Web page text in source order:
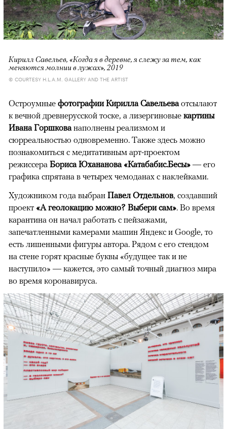
Кирилл Савельев, «Когда я в деревне, я слежу за тем, как
меняются молнии в лужах», 2019
© COURTESY H.L.A.M. GALLERY AND THE ARTIST
00:00 / 00:00
Остроумные фотографии Кирилла Савельева отсылают
к вечной древнерусской тоске, а лизергиновые картины
Ивана Горшкова наполнены реализмом и
сюрреальностью одновременно. Также здесь можно
познакомиться с медитативным арт-проектом
режиссера Бориса Юхананова «Катабабис.Бесы» — его
графика спрятана в четырех чемоданах с наклейками.
Художником года выбран Павел Отдельнов, создавший
проект «А геолокацию можно? Выбери сам». Во время
карантина он начал работать с пейзажами,
запечатленными камерами машин Яндекс и Google, то
есть лишенными фигуры автора. Рядом с его стендом
на стене горят красные буквы «будущее так и не
наступило» — кажется, это самый точный диагноз мира
во время коронавируса.